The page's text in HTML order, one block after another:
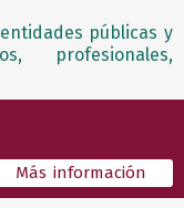
públicas y
profesionales,
Más información